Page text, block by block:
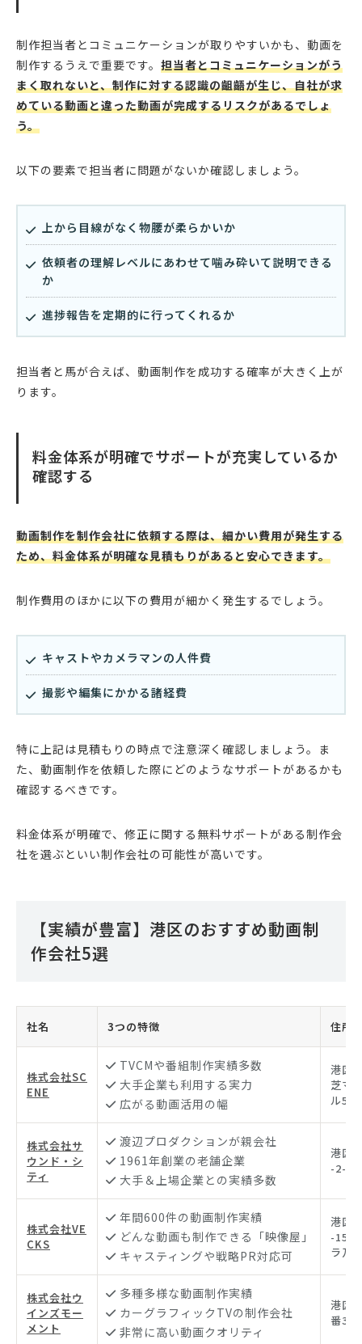
制作担当者とコミュニケーションが取りやすいかも、動画を
制作するうえで重要です。 担当者とコミュニケーションがう
まく取れないと、制作に対する認識の齟齬が生じ、自社が求
めている動画と違った動画が完成するリスクがあるでしょ
う。
以下の要素で担当者に問題がないか確認しましょう。
上から目線がなく物腰が柔らかいか
依頼者の理解レベルにあわせて噛み砕いて説明できる
か
進捗報告を定期的に行ってくれるか
担当者と馬が合えば、動画制作を成功する確率が大きく上が
ります。
料金体系が明確でサポートが充実しているか
確認する
動画制作を制作会社に依頼する際は、細かい費用が発生する
ため、料金体系が明確な見積もりがあると安心できます。
制作費用のほかに以下の費用が細かく発生するでしょう。
キャストやカメラマンの人件費
撮影や編集にかかる諸経費
特に上記は見積もりの時点で注意深く確認しましょう。ま
た、動画制作を依頼した際にどのようなサポートがあるかも
確認するべきです。
料金体系が明確で、修正に関する無料サポートがある制作会
社を選ぶといい制作会社の可能性が高いです。
【実績が豊富】港区のおすすめ動画制
作会社5選
社名 3つの特徴 住所
株式会社SC
ENE
TVCMや番組制作実績多数
大手企業も利用する実力
広がる動画活用の幅
港区
芝マ
ル5F
株式会社サ
ウンド・シ
ティ
渡辺プロダクションが親会社
1961年創業の老舗企業
大手＆上場企業との実績多数
港区
-2-1
株式会社VE
CKS
年間600件の動画制作実績
どんな動画も制作できる「映像屋」
キャスティングや戦略PR対応可
港区
-15-
ラ乃
株式会社ウ
インズモー
メント
多種多様な動画制作実績
カーグラフィックTVの制作会社
非常に高い動画クオリティ
港区
番3-